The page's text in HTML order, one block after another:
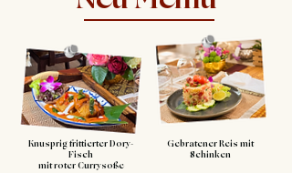
Knusprig frittierter Dory-
Fisch
mit roter Currysoße
Gebratener Reis mit
Schinken